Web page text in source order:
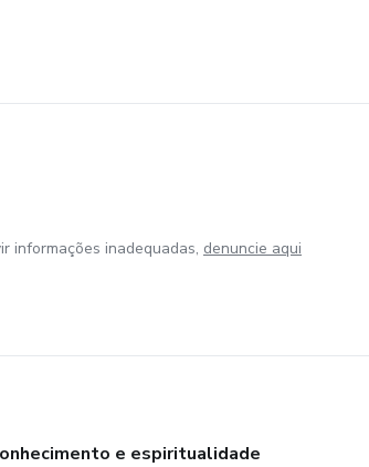
informações inadequadas, denuncie aqui
e espiritualidade